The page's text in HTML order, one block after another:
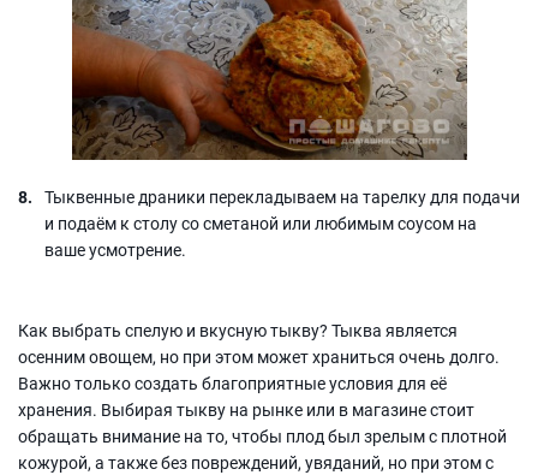
Тыквенные драники перекладываем на тарелку для подачи
и подаём к столу со сметаной или любимым соусом на
ваше усмотрение.
Как выбрать спелую и вкусную тыкву? Тыква является
осенним овощем, но при этом может храниться очень долго.
Важно только создать благоприятные условия для её
хранения. Выбирая тыкву на рынке или в магазине стоит
обращать внимание на то, чтобы плод был зрелым с плотной
кожурой, а также без повреждений, увяданий, но при этом с